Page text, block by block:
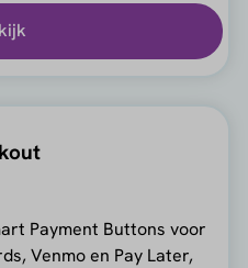
Payment Buttons voor
Venmo en Pay Later,